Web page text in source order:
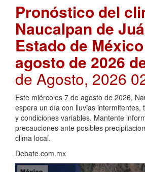
Pronóstico del
Naucalpan de
Estado de
agosto de 2026
de Agosto, 2026
Este miércoles 7 de agosto de 2026,
espera un día con lluvias intermitentes,
y condiciones variables. Mantente
precauciones ante posibles
clima local.
Debate.com.mx